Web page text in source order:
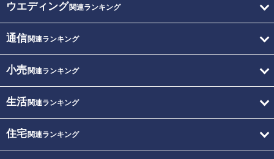
ウエディング関連ランキング
通信関連ランキング
小売関連ランキング
生活関連ランキング
住宅関連ランキング